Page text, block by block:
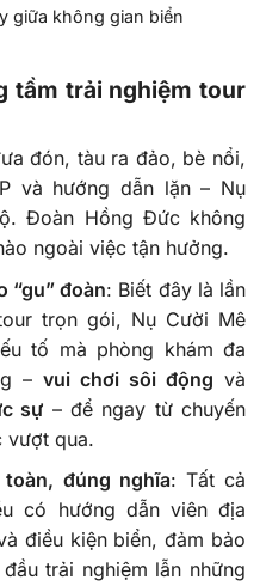
giữa không gian biển
tầm trải nghiệm tour
đón, tàu ra đảo, bè nổi,
và hướng dẫn lặn – Nụ
Đoàn Hồng Đức không
ngoài việc tận hưởng.
“gu” đoàn: Biết đây là lần
trọn gói, Nụ Cười Mê
tố mà phòng khám đa
–vui chơi sôi động và
sự – để ngay từ chuyến
vượt qua.
đúng nghĩa: Tất cả
có hướng dẫn viên địa
điều kiện biển, đảm bảo
trải nghiệm lẫn những